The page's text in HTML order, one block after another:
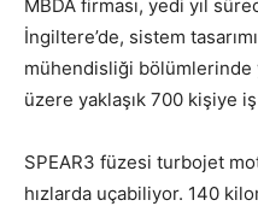
MBDA firması, yedi yıl
İngiltere’de, sistem
mühendisliği bölümlerinde
üzere yaklaşık 700 kişiye
SPEAR3 füzesi turbojet
hızlarda uçabiliyor. 140